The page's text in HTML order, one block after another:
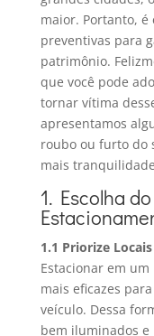
maior. Portanto,
preventivas para
patrimônio.
que você pode
tornar vítima
apresentamos
roubo ou furto do
mais
1. Escolha
1.1 Priorize
Estacionar em
mais eficazes
veículo. Dessa
bem iluminados e